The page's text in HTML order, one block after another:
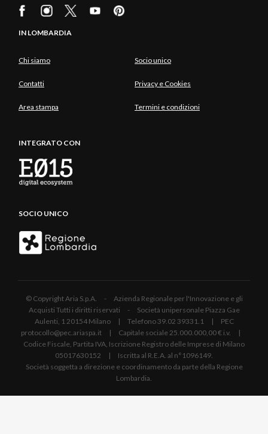
IN LOMBARDIA
Chi siamo Socio unico
Contatti Privacy e Cookies
Area stampa Termini e condizioni
INTEGRATO CON
SOCIO UNICO
© Copyright Aria S.p.A. - Azienda Regionale per l'Innovazione e gli
Acquisti Tutti i diritti riservati - Società unipersonale Piazza Gae
Aulenti, 1 20154 Milano | Telefono 39.02 39331.1 | PEC
protocollo@pec.ariaspa.it | Capitale sociale 25.000.000,00 € i.v. |
Codice Fiscale, Partita IVA, Iscrizione Registro delle Imprese di Milano
05017630152 | Iscritta al R.E.A. al n°1096149.
Società soggetta a direzione e coordinamento da parte della Regione
Lombardia.